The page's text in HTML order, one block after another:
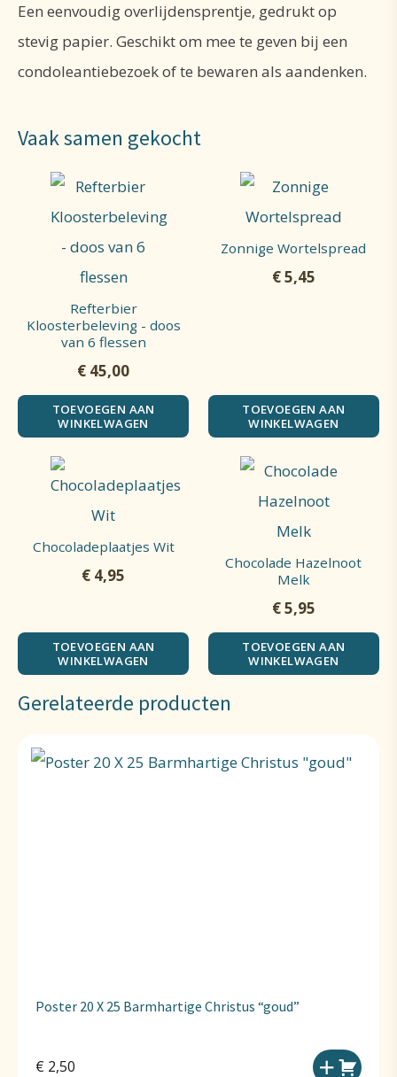
Een eenvoudig overlijdensprentje, gedrukt op
stevig papier. Geschikt om mee te geven bij een
condoleantiebezoek of te bewaren als aandenken.
Vaak samen gekocht
Refterbier
Kloosterbeleving - doos
van 6 flessen
€ 45,00
TOEVOEGEN AAN
WINKELWAGEN
Zonnige Wortelspread
€5,45
TOEVOEGEN AAN
WINKELWAGEN
Chocoladeplaatjes Wit
€ 4,95
TOEVOEGEN AAN
WINKELWAGEN
Chocolade Hazelnoot
Melk
€5,95
TOEVOEGEN AAN
WINKELWAGEN
Gerelateerde producten
Poster 20 X 25 Barmhartige Christus “goud”
€ 2,50